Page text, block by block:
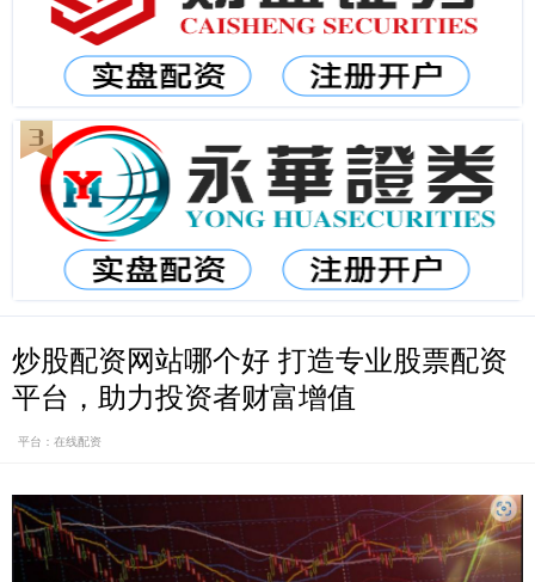
炒股配资网站哪个好 打造专业股票配资
平台，助力投资者财富增值
平台：在线配资